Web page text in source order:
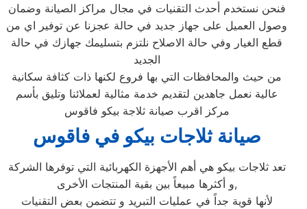
فنحن نستخدم أحدث التقنيات في مجال مراكز الصيانة وضمان
وصول العميل على جهاز جديد في حالة عجزنا عن توفير اي من
قطع الغيار وفي حالة الاصلاح نلتزم بتسليمك جهازك في حالة
الجديد
من حيث والمحافظات التي بها فروع لكنها ذات كثافة سكانية
عالية نعمل جاهدين لتقديم خدمة مثالية لعملائنا وتليق بأسم
مركز اقرب صيانة ثلاجة بيكو فاقوس
صيانة ثلاجات بيكو في فاقوس
تعد ثلاجات بيكو هي أهم الأجهزة الكهربائية التي توفرها الشركة
و أكثرها مبيعاً بين بقية المنتجات الأخرى,
لأنها قوية جداً في عمليات التبريد و تتضمن بعض التقنيات